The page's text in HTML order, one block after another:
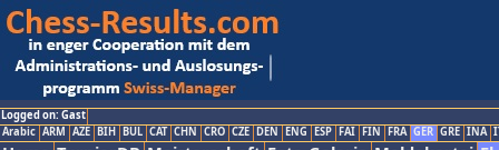
Logged on: Gast
Arabic ARM AZE BIH BUL CAT CHN CRO CZE DEN ENG ESP FAI FIN FRA GER GRE INA